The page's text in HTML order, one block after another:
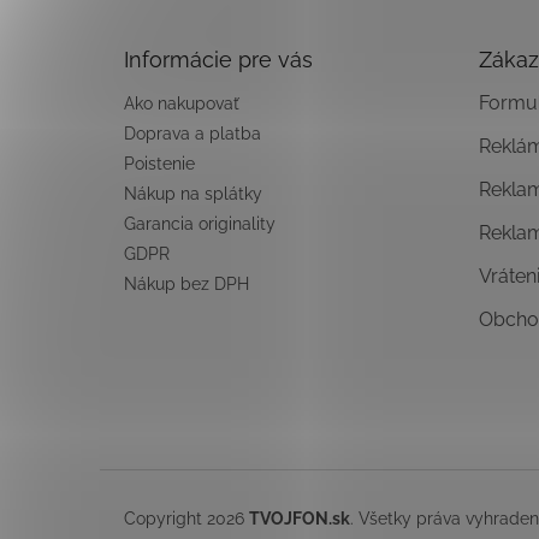
Informácie pre vás
Ako nakupovať
Doprava a platba
Poistenie
Nákup na splátky
Garancia originality
GDPR
Nákup bez DPH
Copyright 2026 TVOJFON.sk. Všetky práva